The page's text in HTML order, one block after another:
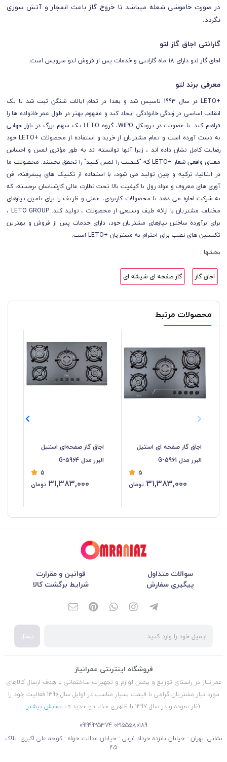
در صورت خاموشی شعله میباشد تا خروج گاز باعث انفجار و آتش سوزی
نگردد.
گارانتی اجاق گاز لتو
اجاق گاز لتو دارای 18 ماه گارانتی و خدمات پس از فروش لتو سرویس است.
معرفی برند لتو
+LETO در سال 1993 تاسیس شد و بعدا در تمام ایالات شنگن ثبت شد تا یک
انقلاب اساسی در زندگی خانوادگی ایجاد کند و مفهوم بهتر در طول عمر خانواده ها را
فراهم کند. با عضویت در پروتکل WIPO، گروه LETO یک سهم بزرگ در بازار جهانی
به دست آورده است و تمام مشتریان از خرید و استفاده از محصولات +LETO خود
رضایت کامل نشان داده اند ، زیرا آنها توانسته اند به طور مؤثری لمس و احساس
معنای واقعی شعار +LETO که "کیفیت را لمس کنید" را تحقق بخشند. محصولات ما
در ایتالیا، ترکیه و چین تولید می شود، با استفاده از تکنیک های پیشرفته، فن
آوری های معروف و مواد رول با کیفیت بالا تحت نظارت عالی کارشناسان برجسته، که
به شرکت اجازه می دهد تا محصولات کاربردی، عملی و ظریف را برای تامین نیازهای
مختلف مشتریان با ارائه طیف وسیعی از محصولات ، تولید کند. LETO GROUP ،
برای برآورده ساختن نیازهای مشتریان خود، دارای خدمات پس از فروش و بهترین
تکنسین های نصب برای احترام به مشتریان +LETO است.
بخشها :
اجاق گاز گاز صفحه ای شیشه ای
محصولات مرتبط
اجاق گاز صفحه ای استیل
البرز مدل G-5961
5
31,383,000 تومان
اجاق گاز صفحه‌ای استیل
البرز مدل G-5964
5
31,383,000 تومان
سوالات متداول
قوانین و مقرارت
پیگیری سفارش
شرایط برگشت کالا
ارسال
فروشگاه اینترنتی عمرانیاز
عمرانیاز در راستای توزیع و پخش لوازم و تجهیزات ساختمانی با هدف ارسال کالاهای
مورد نیاز مشتریان گرامی با قیمت بسیار مناسب در اوایل سال 1390 فعالیت خود را
آغاز نموده و در سال 1397 با ظاهری جذاب و جدید ف
نمایش بیشتر
02155580189
09199925374
نشانی: تهران - خیابان پانزده خرداد غربی - خیابان عدالت خواه - کوچه علی اکبری- پلاک
45